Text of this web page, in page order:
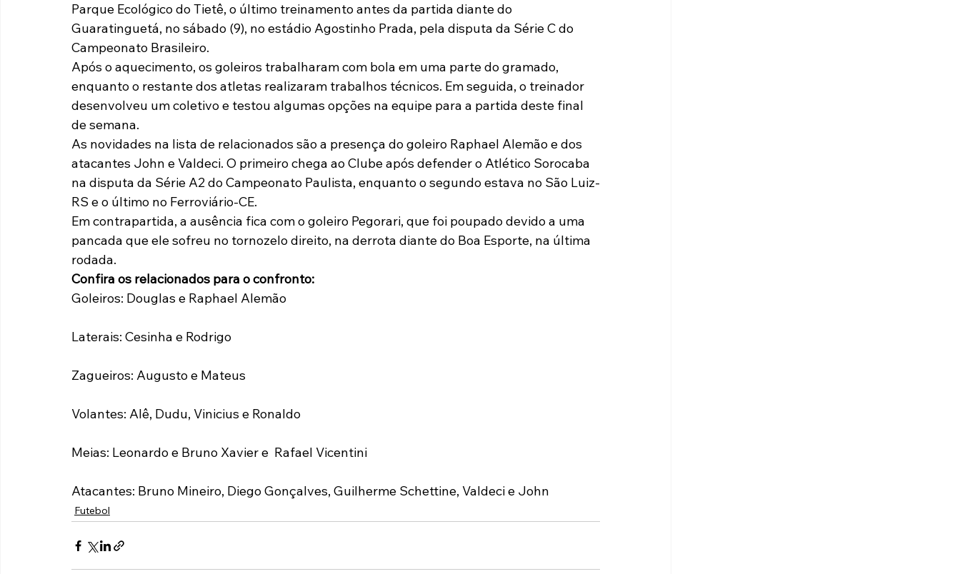
Tabelas Recuperação Judicial
Parque Ecológico do Tietê, o último treinamento antes da partida diante do
Guaratinguetá, no sábado (9), no estádio Agostinho Prada, pela disputa da Série C do
Campeonato Brasileiro.
Após o aquecimento, os goleiros trabalharam com bola em uma parte do gramado,
enquanto o restante dos atletas realizaram trabalhos técnicos. Em seguida, o treinador
desenvolveu um coletivo e testou algumas opções na equipe para a partida deste final
de semana.
As novidades na lista de relacionados são a presença do goleiro Raphael Alemão e dos
atacantes John e Valdeci. O primeiro chega ao Clube após defender o Atlético Sorocaba
na disputa da Série A2 do Campeonato Paulista, enquanto o segundo estava no São Luiz-
RS e o último no Ferroviário-CE.
Em contrapartida, a ausência fica com o goleiro Pegorari, que foi poupado devido a uma
pancada que ele sofreu no tornozelo direito, na derrota diante do Boa Esporte, na última
rodada.
Confira os relacionados para o confronto:
Goleiros: Douglas e Raphael Alemão
Laterais: Cesinha e Rodrigo
Zagueiros: Augusto e Mateus
Volantes: Alê, Dudu, Vinicius e Ronaldo
Meias: Leonardo e Bruno Xavier e  Rafael Vicentini
Atacantes: Bruno Mineiro, Diego Gonçalves, Guilherme Schettine, Valdeci e John
Futebol